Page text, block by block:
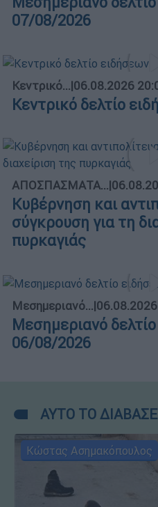
07/08/2026
Κεντρικό...|06.08.2026
Κεντρικό δελτίο
ΑΠΟΣΠΑΣΜΑΤΑ...|
Κυβέρνηση και
σύγκρουση για τη
πυρκαγιάς
Μεσημεριανό...|
Μεσημεριανό
06/08/2026
ΑΥΤΟ ΤΟ
Κώστας Ασημακόπουλος